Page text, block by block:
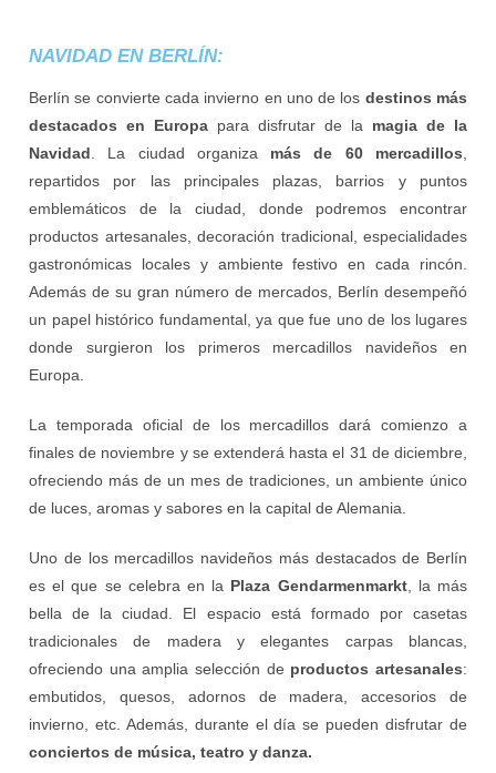
NAVIDAD EN BERLÍN:
Berlín se convierte cada invierno en uno de los destinos más
destacados en Europa para disfrutar de la magia de la
Navidad. La ciudad organiza más de 60 mercadillos,
repartidos por las principales plazas, barrios y puntos
emblemáticos de la ciudad, donde podremos encontrar
productos artesanales, decoración tradicional, especialidades
gastronómicas locales y ambiente festivo en cada rincón.
Además de su gran número de mercados, Berlín desempeñó
un papel histórico fundamental, ya que fue uno de los lugares
donde surgieron los primeros mercadillos navideños en
Europa.
La temporada oficial de los mercadillos dará comienzo a
finales de noviembre y se extenderá hasta el 31 de diciembre,
ofreciendo más de un mes de tradiciones, un ambiente único
de luces, aromas y sabores en la capital de Alemania.
Uno de los mercadillos navideños más destacados de Berlín
es el que se celebra en la Plaza Gendarmenmarkt, la más
bella de la ciudad. El espacio está formado por casetas
tradicionales de madera y elegantes carpas blancas,
ofreciendo una amplia selección de productos artesanales:
embutidos, quesos, adornos de madera, accesorios de
invierno, etc. Además, durante el día se pueden disfrutar de
conciertos de música, teatro y danza.